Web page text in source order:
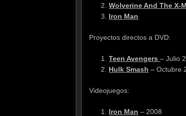
Wolverine And The X-
Iron Man
Proyectos directos a DVD:
Teen Avengers– Julio
Hulk Smash – Octubre
Videojuegos:
Iron Man – 2008